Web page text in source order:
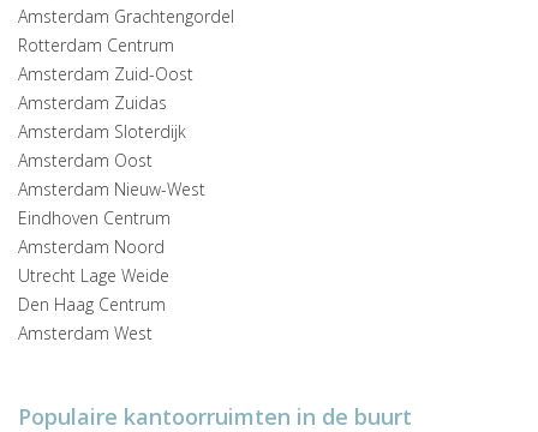
Amsterdam Grachtengordel
Rotterdam Centrum
Amsterdam Zuid-Oost
Amsterdam Zuidas
Amsterdam Sloterdijk
Amsterdam Oost
Amsterdam Nieuw-West
Eindhoven Centrum
Amsterdam Noord
Utrecht Lage Weide
Den Haag Centrum
Amsterdam West
Populaire kantoorruimten in de buurt